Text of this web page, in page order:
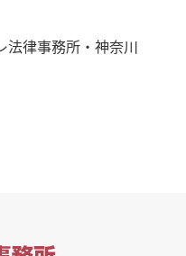
法律事務所・神奈川